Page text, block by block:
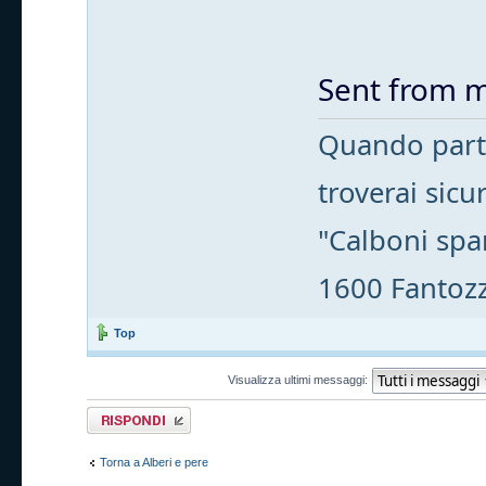
Sent from
Quando
troverai
"Calboni
1600
Top
Visualizza ultimi messaggi:
Rispondi al
messaggio
Torna a Alberi e pere